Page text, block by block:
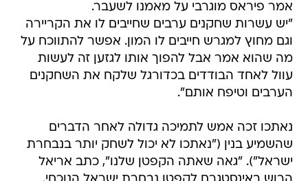
אמר פיראס מוגרבי על מאמנו לשעבר.
"יש עשרות שחקנים ערבים שחייבים לו את הקריירה
וגם מחוץ למגרש חייבים לו המון. אפשר להתווכח על
מה שהוא אמר אבל להפוך אותו לגזען זה לעשות
עוול לאחד הבודדים בכדורגל שלקח את השחקנים
הערבים וטיפח אותם".
נאתכו זכה אמש לתמיכה גדולה לאחר הדברים
שהשמיע בנין ("נאתכו לא יכול לשחק יותר בנבחרת
ישראל"). "גאה שאתה הקפטן שלנו", כתב אריאל